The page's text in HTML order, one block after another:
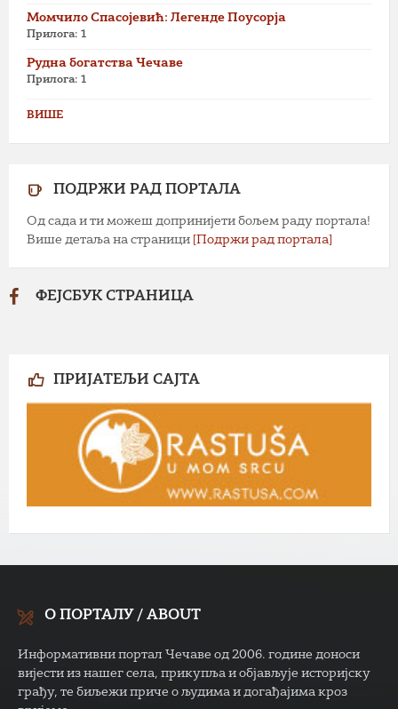
Момчило Спасојевић: Легенде Поусорја
Прилога: 1
Рудна богатства Чечаве
Прилога: 1
ВИШЕ
ПОДРЖИ РАД ПОРТАЛА
Од сада и ти можеш допринијети бољем раду портала!
Више детаља на страници [Подржи рад портала]
ФЕЈСБУК СТРАНИЦА
ПРИЈАТЕЉИ САЈТА
О ПОРТАЛУ / ABOUT
Информативни портал Чечаве од 2006. године доноси
вијести из нашег села, прикупља и објављује историјску
грађу, те биљежи приче о људима и догађајима кроз